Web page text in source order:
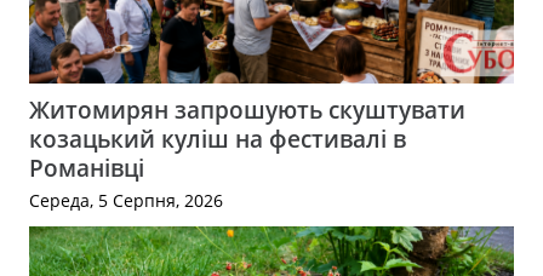
Житомирян запрошують скуштувати
козацький куліш на фестивалі в
Романівці
Середа, 5 Серпня, 2026